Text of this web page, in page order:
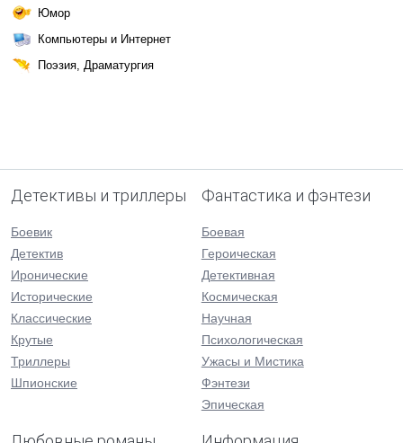
Юмор
Компьютеры и Интернет
Поэзия, Драматургия
Детективы и триллеры
Боевик
Детектив
Иронические
Исторические
Классические
Крутые
Триллеры
Шпионские
Фантастика и фэнтези
Боевая
Героическая
Детективная
Космическая
Научная
Психологическая
Ужасы и Мистика
Фэнтези
Эпическая